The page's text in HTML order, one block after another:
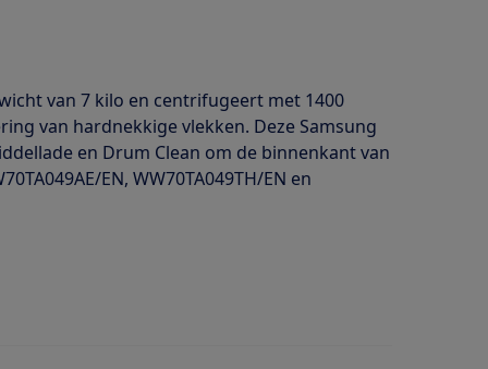
van 7 kilo en centrifugeert met 1400
van hardnekkige vlekken. Deze Samsung
en Drum Clean om de binnenkant van
EN, WW70TA049TH/EN en